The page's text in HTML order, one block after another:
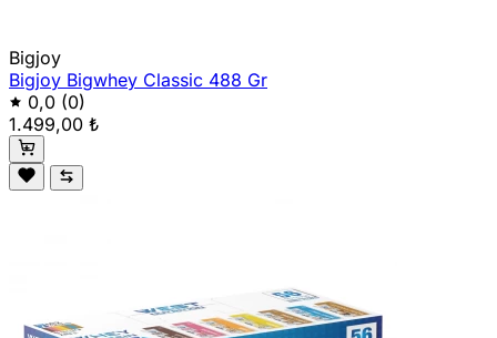
Bigjoy
Bigjoy Bigwhey Classic 488 Gr
0,0 (0)
1.499,00 ₺